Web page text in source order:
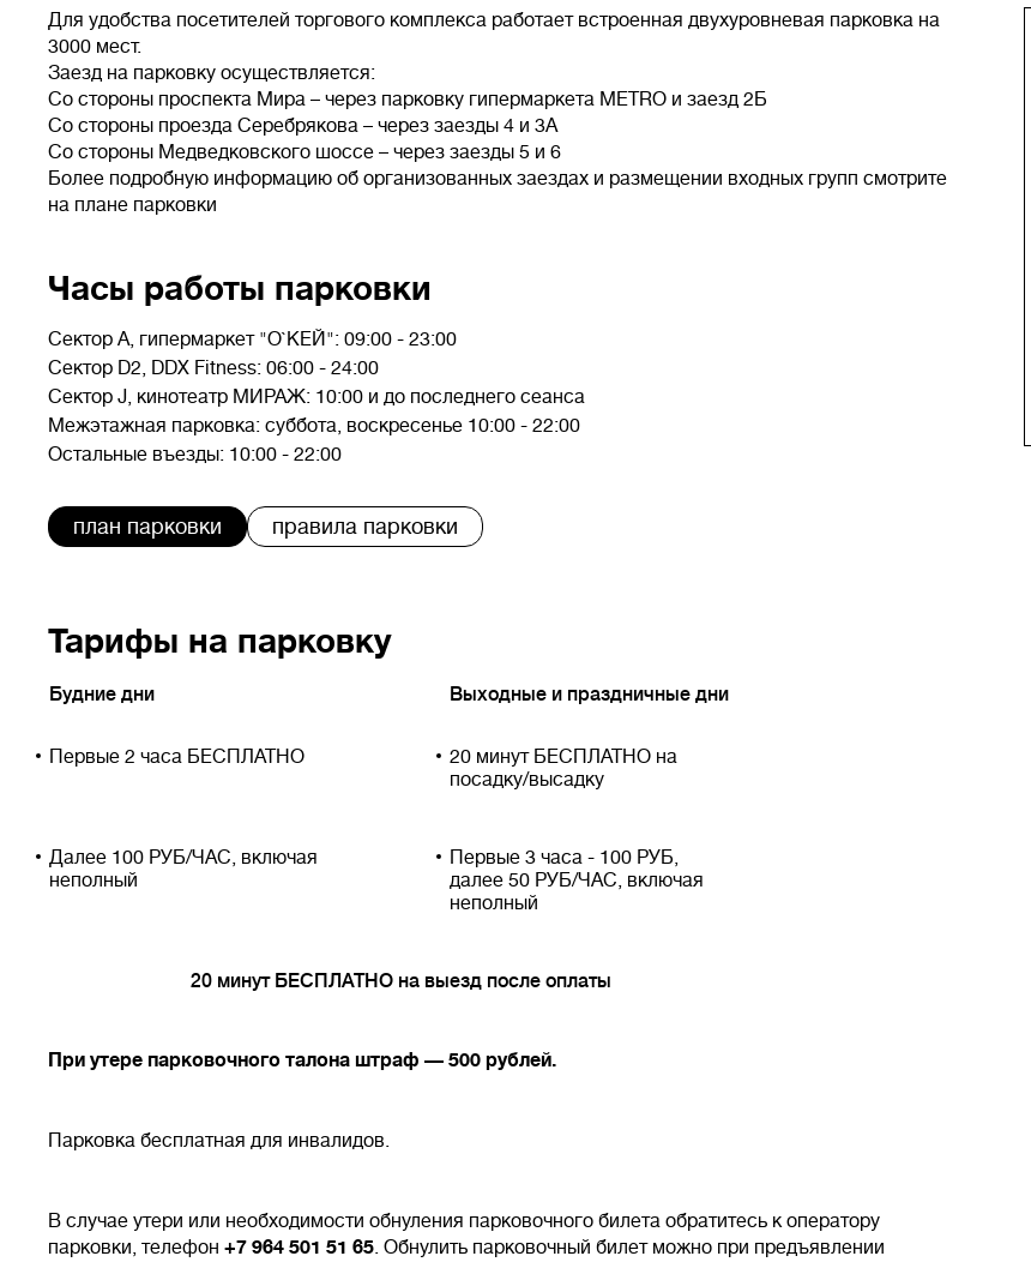
Для удобства посетителей торгового комплекса работает встроенная двухуровневая парковка на
3000 мест.
Заезд на парковку осуществляется:
Со стороны проспекта Мира – через парковку гипермаркета METRO и заезд 2Б
Со стороны проезда Серебрякова – через заезды 4 и 3А
Со стороны Медведковского шоссе – через заезды 5 и 6
Более подробную информацию об организованных заездах и размещении входных групп смотрите
на плане парковки
Часы работы парковки
Сектор А, гипермаркет "О`КЕЙ": 09:00 - 23:00
Сектор D2, DDX Fitness: 06:00 - 24:00
Сектор J, кинотеатр МИРАЖ: 10:00 и до последнего сеанса
Межэтажная парковка: суббота, воскресенье 10:00 - 22:00
Остальные въезды: 10:00 - 22:00
план парковки правила парковки
Тарифы на парковку
Будние дни Выходные и праздничные дни
Первые 2 часа БЕСПЛАТНО
20 минут БЕСПЛАТНО на
посадку/высадку
Далее 100 РУБ/ЧАС, включая
неполный
Первые 3 часа - 100 РУБ,
далее 50 РУБ/ЧАС, включая
неполный
20 минут БЕСПЛАТНО на выезд после оплаты
При утере парковочного талона штраф — 500 рублей.
Парковка бесплатная для инвалидов.
В случае утери или необходимости обнуления парковочного билета обратитесь к оператору
парковки, телефон +7 964 501 51 65. Обнулить парковочный билет можно при предъявлении